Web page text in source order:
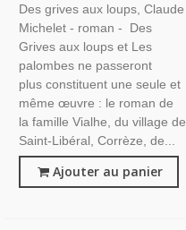
Familiale,
Des grives aux loups, Claude
Michelet - roman - Des
Grives aux loups et Les
palombes ne passeront
plus constituent une seule et
même œuvre : le roman de
la famille Vialhe, du village de
Saint-Libéral, Corrèze, de...
Ajouter au panier